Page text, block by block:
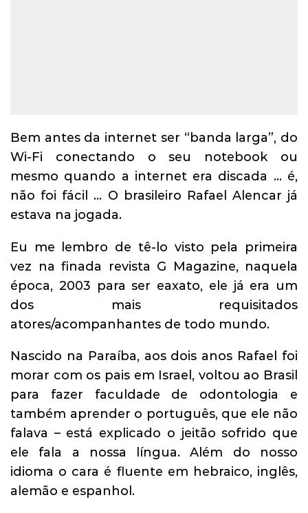
Bem antes da internet ser “banda larga”, do
Wi-Fi conectando o seu notebook ou
mesmo quando a internet era discada … é,
não foi fácil … O brasileiro Rafael Alencar já
estava na jogada.
Eu me lembro de tê-lo visto pela primeira
vez na finada revista G Magazine, naquela
época, 2003 para ser eaxato, ele já era um
dos mais requisitados
atores/acompanhantes de todo mundo.
Nascido na Paraíba, aos dois anos Rafael foi
morar com os pais em Israel, voltou ao Brasil
para fazer faculdade de odontologia e
também aprender o português, que ele não
falava – está explicado o jeitão sofrido que
ele fala a nossa língua. Além do nosso
idioma o cara é fluente em hebraico, inglês,
alemão e espanhol.